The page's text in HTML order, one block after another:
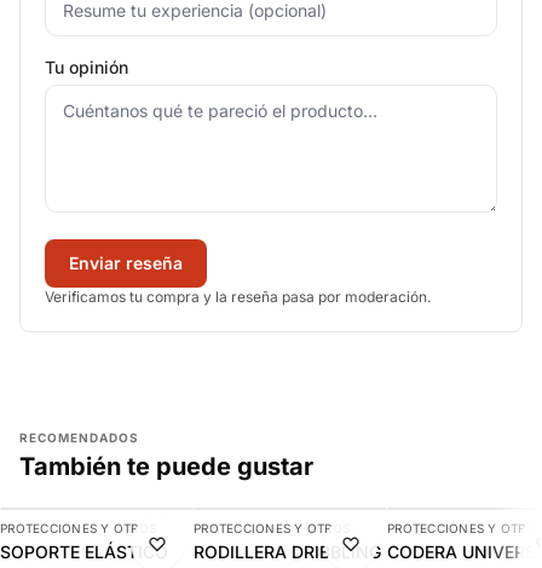
Tu opinión
Enviar reseña
Verificamos tu compra y la reseña pasa por moderación.
RECOMENDADOS
También te puede gustar
-11%
AGREGAR
PROTECCIONES Y OTROS
SOPORTE ELÁSTICO
-10%
AGREGAR
PROTECCIONES Y OTROS
RODILLERA DRIBBLING
-9%
PROTECCIONES Y OTROS
CODERA